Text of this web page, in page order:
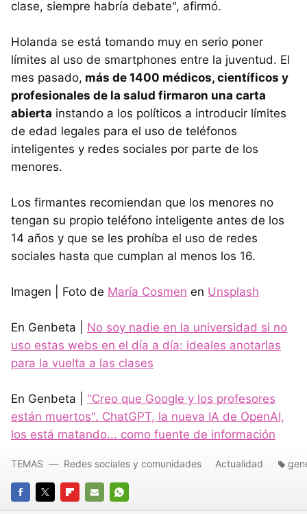
clase, siempre habría debate", afirmó.
Holanda se está tomando muy en serio poner
límites al uso de smartphones entre la juventud. El
mes pasado, más de 1400 médicos, científicos y
profesionales de la salud firmaron una carta
abierta instando a los políticos a introducir límites
de edad legales para el uso de teléfonos
inteligentes y redes sociales por parte de los
menores.
Los firmantes recomiendan que los menores no
tengan su propio teléfono inteligente antes de los
14 años y que se les prohíba el uso de redes
sociales hasta que cumplan al menos los 16.
Imagen | Foto de María Cosmen en Unsplash
En Genbeta | No soy nadie en la universidad si no
uso estas webs en el día a día: ideales anotarlas
para la vuelta a las clases
En Genbeta | "Creo que Google y los profesores
están muertos". ChatGPT, la nueva IA de OpenAI,
los está matando... como fuente de información
FACEBOOK
TWITTERFLIPBOARD
E- WHATSAPP
TEMAS Redes sociales y comunidades Actualidad